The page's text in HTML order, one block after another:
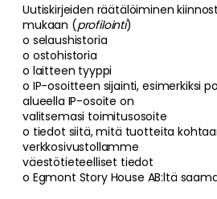
Uutiskirjeiden räätälöiminen
mukaan (profilointi)
o selaushistoria
o ostohistoria
o laitteen tyyppi
o IP-osoitteen sijainti, esimerkiksi
alueella IP-osoite on
valitsemasi toimitusosoite
o tiedot siitä, mitä tuotteita
verkkosivustollamme
väestötieteelliset tiedot
o Egmont Story House AB:ltä